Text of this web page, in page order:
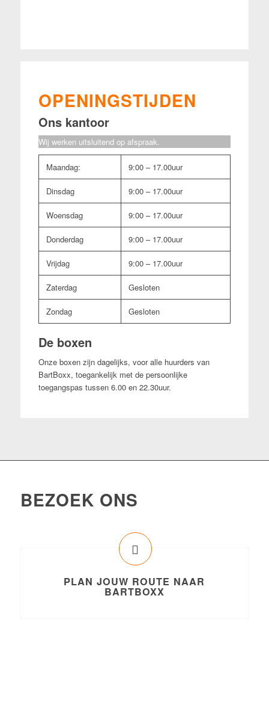
OPENINGSTIJDEN
Ons kantoor
Wij werken uitsluitend op afspraak.
Maandag: 9:00 – 17.00uur
Dinsdag 9:00 – 17.00uur
Woensdag 9:00 – 17.00uur
Donderdag 9:00 – 17.00uur
Vrijdag 9:00 – 17.00uur
Zaterdag Gesloten
Zondag Gesloten
De boxen
Onze boxen zijn dagelijks, voor alle huurders van
BartBoxx, toegankelijk met de persoonlijke
toegangspas tussen 6.00 en 22.30uur.
BEZOEK ONS
PLAN JOUW ROUTE NAAR
BARTBOXX